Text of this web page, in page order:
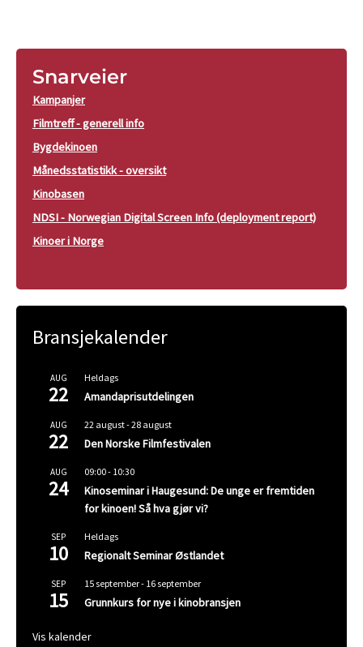
Snarveier
Kampanjer
Filmtreff - generell info
Bygdekinoen
Månedsstatistikk - oversikt
Kinobasen
NDSI - Norwegian Digital Screen Info (deployment report)
Kinoer i Norge
Bransjekalender
AUG
22
Heldags
Amandaprisutdelingen
AUG
22
22 august-28 august
Den Norske Filmfestivalen
AUG
24
09:00- 10:30
Kinoseminar i Haugesund: De unge er fremtiden
for kinoen! Så hva gjør vi?
SEP
10
Heldags
Regionalt Seminar Østlandet
SEP
15
15 september- 16 september
Grunnkurs for nye i kinobransjen
Vis kalender